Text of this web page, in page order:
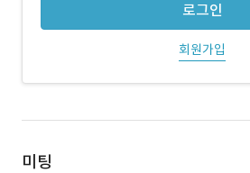
로그인
회원가입
미팅